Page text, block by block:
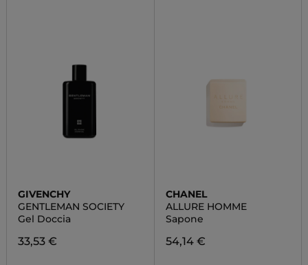
GIVENCHY
GENTLEMAN SOCIETY
Gel Doccia
33,53 €
CHANEL
ALLURE HOMME
Sapone
54,14 €